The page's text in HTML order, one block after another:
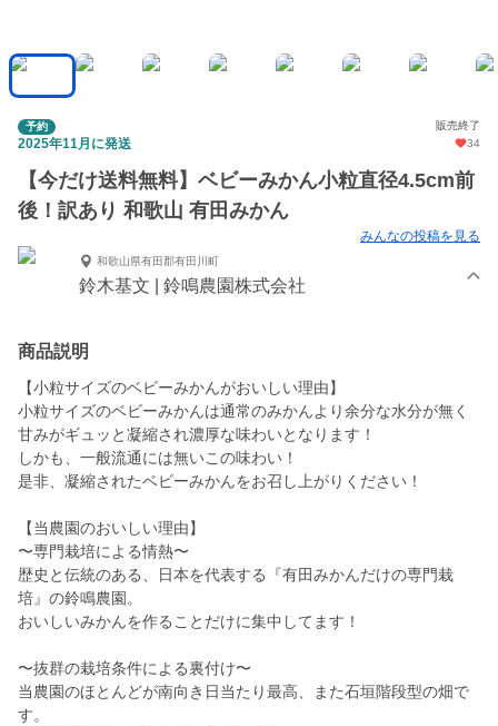
予約 販売終了
2025年11月に発送 34
【今だけ送料無料】ベビーみかん小粒直径4.5cm前
後！訳あり 和歌山 有田みかん
みんなの投稿を見る
和歌山県有田郡有田川町
鈴木基文 | 鈴鳴農園株式会社
商品説明
【小粒サイズのベビーみかんがおいしい理由】
小粒サイズのベビーみかんは通常のみかんより余分な水分が無く
甘みがギュッと凝縮され濃厚な味わいとなります！
しかも、一般流通には無いこの味わい！
是非、凝縮されたベビーみかんをお召し上がりください！
【当農園のおいしい理由】
〜専門栽培による情熱〜
歴史と伝統のある、日本を代表する『有田みかんだけの専門栽
培』の鈴鳴農園。
おいしいみかんを作ることだけに集中してます！
〜抜群の栽培条件による裏付け〜
当農園のほとんどが南向き日当たり最高、また石垣階段型の畑で
す。